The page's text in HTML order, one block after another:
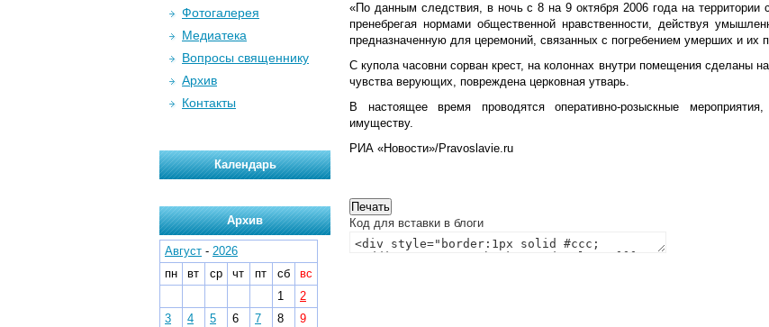
«По данным следствия, в ночь с 8 на 9 октября 2006 года на территории
пренебрегая нормами общественной нравственности, действуя
предназначенную для церемоний, связанных с погребением умерших и их
С купола часовни сорван крест, на колоннах внутри помещения сделаны
чувства верующих, повреждена церковная утварь.
В настоящее время проводятся оперативно-розыскные
имуществу.
РИА «Новости»/Pravoslavie.ru
Код для вставки в блоги
Фотогалерея
Медиатека
Вопросы священнику
Архив
Контакты
Календарь
Архив
Август - 2026
пн
вт ср чт пт сб
вс
1
2
3
4 5 6 7 8
9